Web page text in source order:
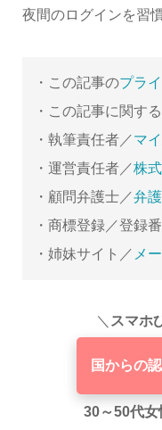
夜間のログインを習
・この記事のプラ
・この記事に関する
・執筆責任者／マ
・運営責任者／株
・顧問弁護士／弁
・商標登録／登録番
・姉妹サイト／ メ
＼ スマホ
国からの
30～50代女